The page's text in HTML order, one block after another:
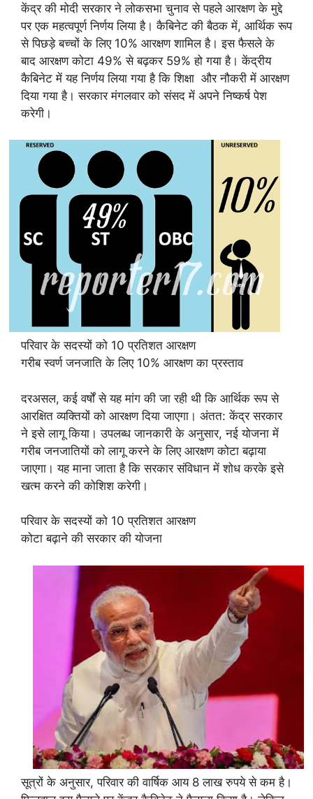
केंद्र की मोदी सरकार ने लोकसभा चुनाव से पहले आरक्षण के मुद्दे
पर एक महत्वपूर्ण निर्णय लिया है। कैबिनेट की बैठक में, आर्थिक रूप
से पिछड़े बच्चों के लिए 10% आरक्षण शामिल है। इस फैसले के
बाद आरक्षण कोटा 49% से बढ़कर 59% हो गया है। केंद्रीय
कैबिनेट में यह निर्णय लिया गया है कि शिक्षा और नौकरी में आरक्षण
दिया गया है। सरकार मंगलवार को संसद में अपने निष्कर्ष पेश
करेगी।
परिवार के सदस्यों को 10 प्रतिशत आरक्षण
गरीब स्वर्ण जनजाति के लिए 10% आरक्षण का प्रस्ताव
दरअसल, कई वर्षों से यह मांग की जा रही थी कि आर्थिक रूप से
आरक्षित व्यक्तियों को आरक्षण दिया जाएगा। अंतत: केंद्र सरकार
ने इसे लागू किया। उपलब्ध जानकारी के अनुसार, नई योजना में
गरीब जनजातियों को लागू करने के लिए आरक्षण कोटा बढ़ाया
जाएगा। यह माना जाता है कि सरकार संविधान में शोध करके इसे
खत्म करने की कोशिश करेगी।
परिवार के सदस्यों को 10 प्रतिशत आरक्षण
कोटा बढ़ाने की सरकार की योजना
सूत्रों के अनुसार, परिवार की वार्षिक आय 8 लाख रुपये से कम है।